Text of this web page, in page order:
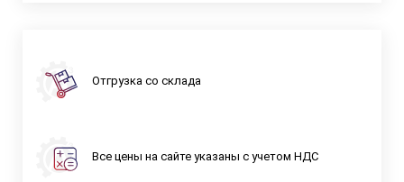
Отгрузка со склада
Все цены на сайте указаны с учетом НДС